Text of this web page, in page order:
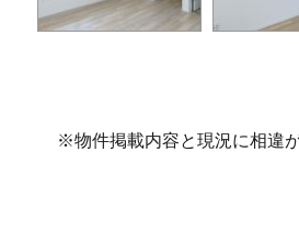
※物件掲載内容と現況に相違